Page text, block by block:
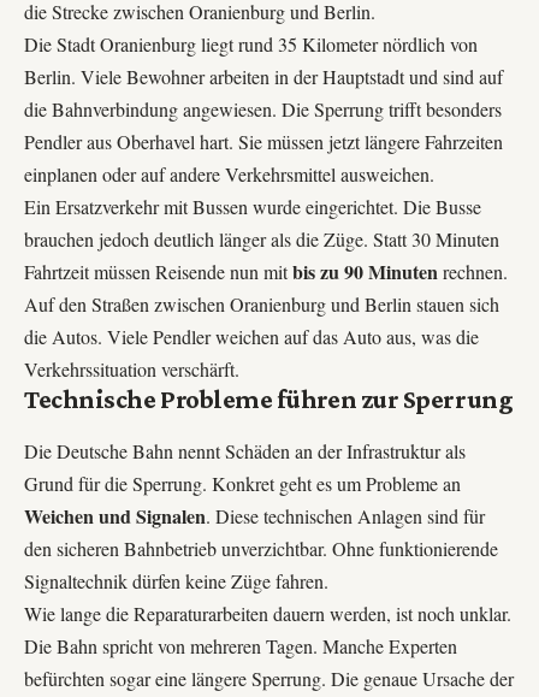
die Strecke zwischen Oranienburg und Berlin.
Die Stadt Oranienburg liegt rund 35 Kilometer nördlich von
Berlin. Viele Bewohner arbeiten in der Hauptstadt und sind auf
die Bahnverbindung angewiesen. Die Sperrung trifft besonders
Pendler aus Oberhavel hart. Sie müssen jetzt längere Fahrzeiten
einplanen oder auf andere Verkehrsmittel ausweichen.
Ein Ersatzverkehr mit Bussen wurde eingerichtet. Die Busse
brauchen jedoch deutlich länger als die Züge. Statt 30 Minuten
Fahrtzeit müssen Reisende nun mitbis zu 90 Minutenrechnen.
Auf den Straßen zwischen Oranienburg und Berlin stauen sich
die Autos. Viele Pendler weichen auf das Auto aus, was die
Verkehrssituation verschärft.
Technische Probleme führen zur Sperrung
Die Deutsche Bahn nennt Schäden an der Infrastruktur als
Grund für die Sperrung. Konkret geht es um Probleme an
Weichen und Signalen. Diese technischen Anlagen sind für
den sicheren Bahnbetrieb unverzichtbar. Ohne funktionierende
Signaltechnik dürfen keine Züge fahren.
Wie lange die Reparaturarbeiten dauern werden, ist noch unklar.
Die Bahn spricht von mehreren Tagen. Manche Experten
befürchten sogar eine längere Sperrung. Die genaue Ursache der